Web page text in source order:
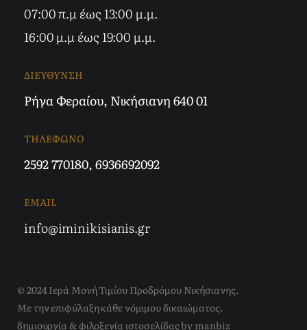
07:00 π.μ έως 13:00 μ.μ.
16:00 μ.μ έως 19:00 μ.μ.
ΔΙΕΥΘΥΝΣΗ
Ρήγα Φεραίου, Νικήσιανη 640 01
ΤΗΛΕΦΩΝΟ
2592 770180,6936692092
EMAIL
info@iminikisianis.gr
© 2024 Ιερά Μονή Τιμίου Προδρόμου Νικήσιανης.
Με την επιφύλαξη κάθε νόμιμου δικαιώματος.
δημιουργία & φιλοξενία ιστοσελίδας by manbiz